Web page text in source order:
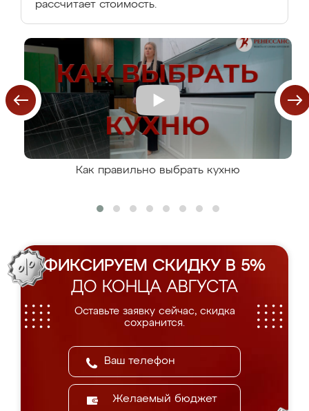
рассчитает стоимость.
Как правильно выбрать кухню
ФИКСИРУЕМ СКИДКУ В 5%
ДО КОНЦА АВГУСТА
Оставьте заявку сейчас, скидка
сохранится.
Желаемый бюджет